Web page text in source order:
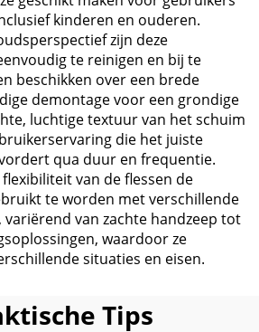
kinderen en ouderen.
zijn deze
te reinigen en bij te
beschikken over een brede
demontage voor een grondige
luchtige textuur van het schuim
die het juiste
qua duur en frequentie.
van de flessen de
te worden met verschillende
van zachte handzeep tot
waardoor ze
situaties en eisen.
Tips